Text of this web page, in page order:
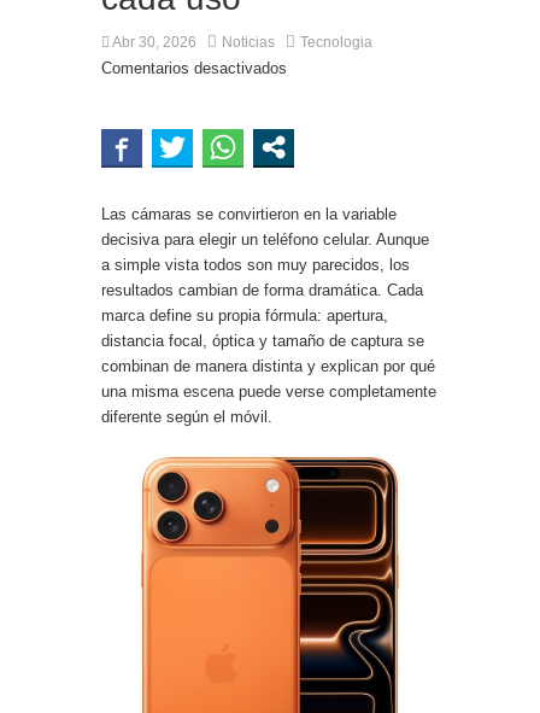
grabaron y lo mostraron en DEF CON 34
Abr 30, 2026 Noticias Tecnologia
Comentarios desactivados
Las cámaras se convirtieron en la variable
decisiva para elegir un teléfono celular. Aunque
a simple vista todos son muy parecidos, los
resultados cambian de forma dramática. Cada
marca define su propia fórmula: apertura,
distancia focal, óptica y tamaño de captura se
combinan de manera distinta y explican por qué
una misma escena puede verse completamente
diferente según el móvil.